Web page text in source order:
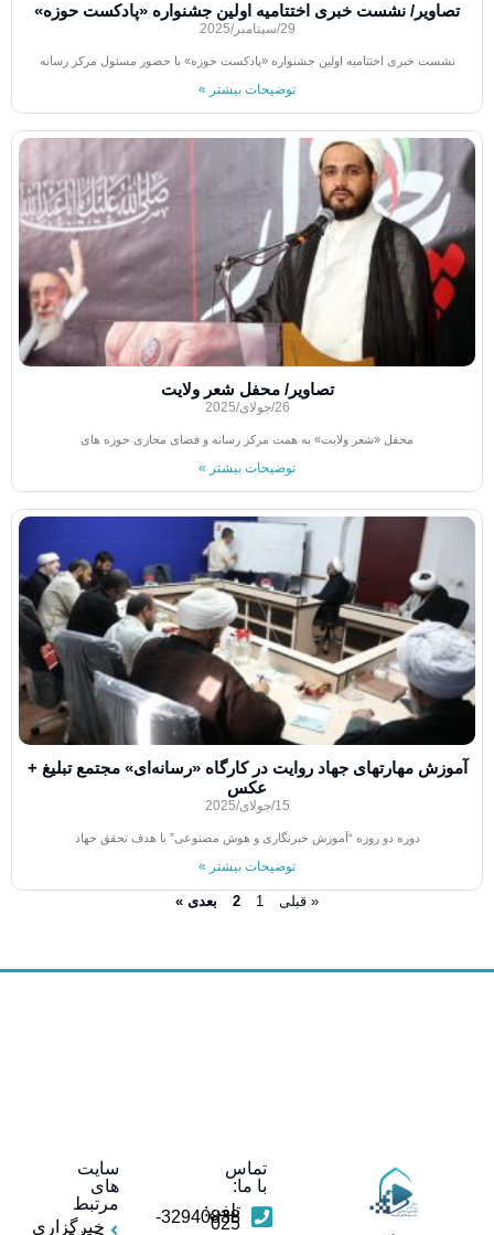
تصاویر/ نشست خبری اختتامیه اولین جشنواره «پادکست حوزه»
29/سپتامبر/2025
نشست خبری اختتامیه اولین جشنواره «پادکست حوزه» با حضور مسئول مرکز رسانه
توضیحات بیشتر »
تصاویر/ محفل شعر ولایت
26/جولای/2025
محفل «شعر ولایت» به همت مرکز رسانه و فضای مجازی حوزه های
توضیحات بیشتر »
آموزش مهارت‎های جهاد روایت در کارگاه «رسانه‌ای» مجتمع تبلیغ +
عکس
15/جولای/2025
دوره دو روزه “آموزش خبرنگاری و هوش مصنوعی” با هدف تحقق جهاد
توضیحات بیشتر »
« قبلی 1
2 بعدی »
تماس
با ما:
تلفن:
32940838- 025
سایت
های
مرتبط
خبرگزاری